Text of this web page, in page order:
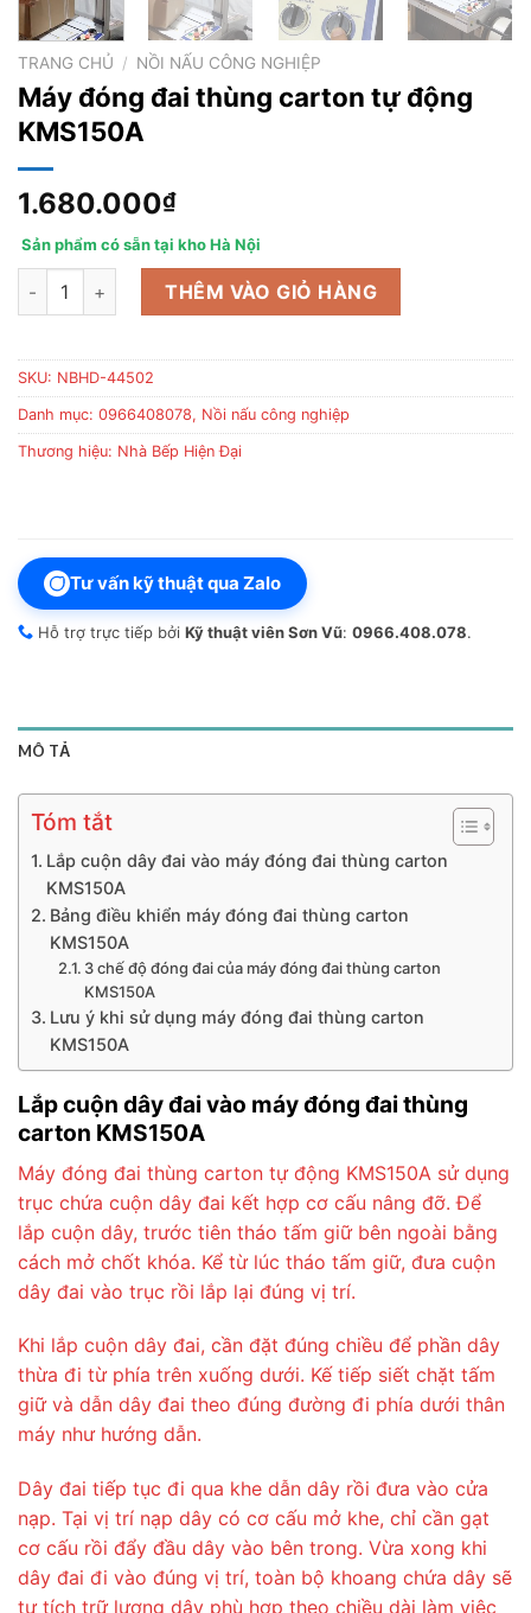
TRANG CHỦ / NỒI NẤU CÔNG NGHIỆP
Máy đóng đai thùng carton tự động
KMS150A
1.680.000₫
Sản phẩm có sẵn tại kho Hà Nội
Máy đóng đai thùng carton tự động KMS150A số lượng
THÊM VÀO GIỎ HÀNG
SKU: NBHD-44502
Danh mục: 0966408078, Nồi nấu công nghiệp
Thương hiệu: Nhà Bếp Hiện Đại
Tư vấn kỹ thuật qua Zalo
Hỗ trợ trực tiếp bởi Kỹ thuật viên Sơn Vũ: 0966.408.078.
MÔ TẢ
Tóm tắt
Lắp cuộn dây đai vào máy đóng đai thùng carton
KMS150A
Bảng điều khiển máy đóng đai thùng carton
KMS150A
3 chế độ đóng đai của máy đóng đai thùng carton
KMS150A
Lưu ý khi sử dụng máy đóng đai thùng carton
KMS150A
Lắp cuộn dây đai vào máy đóng đai thùng
carton KMS150A
Máy đóng đai thùng carton tự động KMS150A sử dụng
trục chứa cuộn dây đai kết hợp cơ cấu nâng đỡ. Để
lắp cuộn dây, trước tiên tháo tấm giữ bên ngoài bằng
cách mở chốt khóa. Kể từ lúc tháo tấm giữ, đưa cuộn
dây đai vào trục rồi lắp lại đúng vị trí.
Khi lắp cuộn dây đai, cần đặt đúng chiều để phần dây
thừa đi từ phía trên xuống dưới. Kế tiếp siết chặt tấm
giữ và dẫn dây đai theo đúng đường đi phía dưới thân
máy như hướng dẫn.
Dây đai tiếp tục đi qua khe dẫn dây rồi đưa vào cửa
nạp. Tại vị trí nạp dây có cơ cấu mở khe, chỉ cần gạt
cơ cấu rồi đẩy đầu dây vào bên trong. Vừa xong khi
dây đai đi vào đúng vị trí, toàn bộ khoang chứa dây sẽ
tự tích trữ lượng dây phù hợp theo chiều dài làm việc